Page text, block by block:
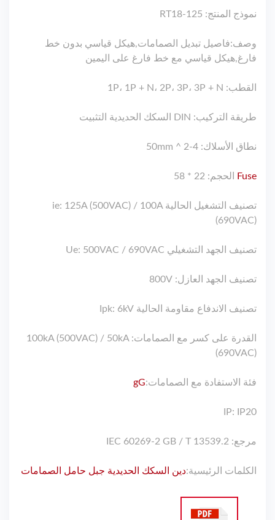
نموذج المنتج: RT18-125
وصف:فاصيل تبديل الصمامات,هيكل قياسي بدون خط
فارغ,هيكل قياسي مع خط فارغ على اليمين
القطب: 1P، 1P + N، 2P، 3P، 3P + N
طريقة التركيب: DIN السكك الحديدية التثبيت
نطاق الأسلاك: 4-50mm ^ 2
Fuse الحجم: 22 * 58
تصنيف التشغيل الحالية ie: 125A (500VAC) / 100A
(690VAC)
تصنيف الجهد التشغيلي Ue: 500VAC / 690VAC
تصنيف الجهد العازل: 800V
تصنيف الاندفاع مقاومة الحالية Ipk: 6kV
القدرة على كسر مع الصمامات: 100kA (500VAC) / 50kA
(690VAC)
فئة الاستفادة مع الصمامات:gG
IP: IP20
مرجع: IEC 60269-2 GB / T 13539.2
الكلمات الرئيسية:دين السكك الحديدية جبل حامل الصمامات